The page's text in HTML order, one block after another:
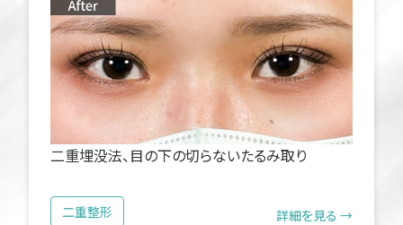
二重埋没法、目の下の切らないたるみ取り
二重整形 詳細を見る →